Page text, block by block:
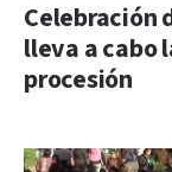
Celebración
lleva a cabo
procesión